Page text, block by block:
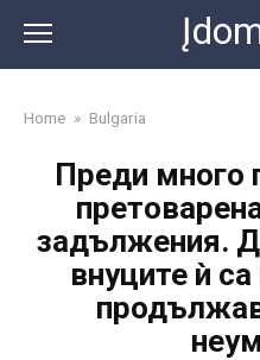
content
Home » Bulgaria
Преди много
задължения.
внуците ѝ